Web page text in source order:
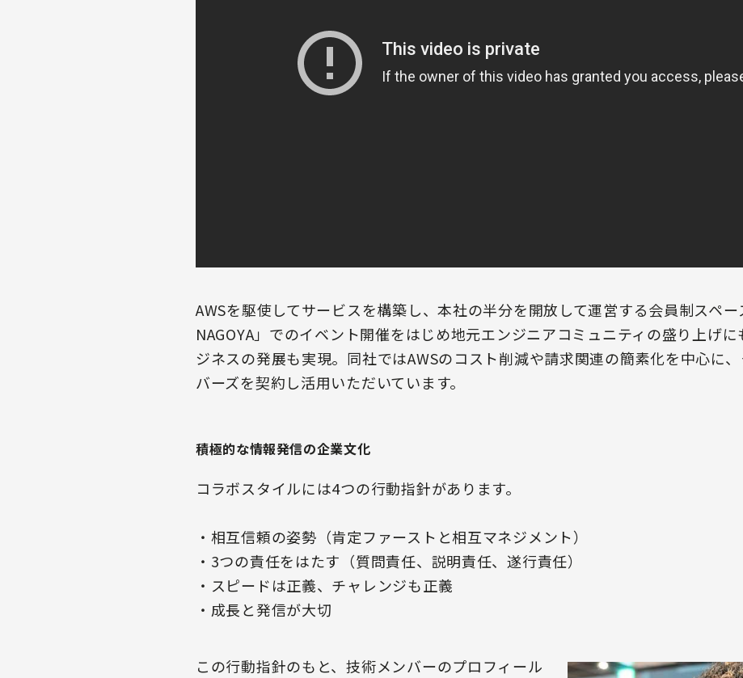
AWSを駆使してサービスを構築し、本社の半分を開放して運営する会員制スペ
NAGOYA」でのイベント開催をはじめ地元エンジニアコミュニティの盛り上げ
ジネスの発展も実現。同社ではAWSのコスト削減や請求関連の簡素化を中心に
バーズを契約し活用いただいています。
積極的な情報発信の企業文化
コラボスタイルには4つの行動指針があります。
・相互信頼の姿勢（肯定ファーストと相互マネジメント）
・3つの責任をはたす（質問責任、説明責任、遂行責任）
・スピードは正義、チャレンジも正義
・成長と発信が大切
この行動指針のもと、技術メンバーのプロフィール